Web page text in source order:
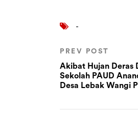
-
PREV POST
Akibat Hujan Deras
Sekolah PAUD
Desa Lebak Wangi